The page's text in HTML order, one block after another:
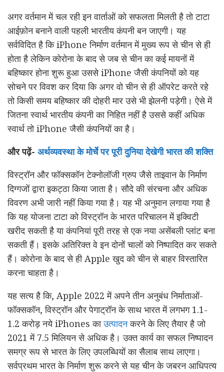
अगर वर्तमान में चल रही इन वार्ताओं को सफलता मिलती है तो टाटा
आईफ़ोन बनाने वाली पहली भारतीय कंपनी बन जाएगी। यह
सर्वविदित है कि iPhone निर्माण वर्तमान में मुख्य रूप से चीन से ही
होता है लेकिन कोरोना के बाद से जब से चीन का कई मायनों में
बहिष्कार होना शुरू हुआ उससे iPhone जैसी कंपनियों को यह
सोचने पर विवश कर दिया कि अगर वो चीन से ही ऑपरेट करते रहे
तो किसी समय बहिष्कार की दोहरी मार उसे भी झेलनी पड़ेगी। ऐसे में
जितना स्वार्थ भारतीय कंपनी का निहित नहीं है उससे कहीं अधिक
स्वार्थ तो iPhone जैसी कंपनियों का है।
और पढ़ें- अर्थव्यवस्था के मोर्चे पर पूरी दुनिया देखेगी भारत की शक्ति
विस्ट्रॉन और फॉक्सकॉन टेक्नोलॉजी ग्रुप जैसे ताइवान के निर्माण
दिग्गजों द्वारा इकट्ठा किया जाता है। सौदे की संरचना और अधिक
विवरण अभी जारी नहीं किया गया है। यह भी अनुमान लगाया गया है
कि यह योजना टाटा को विस्ट्रॉन के भारत परिचालन में इक्विटी
खरीद सकती है या कंपनियां पूरी तरह से एक नया असेंबली प्लांट बना
सकती हैं। इसके अतिरिक्त वे इन दोनों चालों को निष्पादित कर सकते
हैं। कोरोना के बाद से ही Apple खुद को चीन से बाहर विस्तारित
करना चाहता है।
यह सत्य है कि, Apple 2022 में अपने तीन अनुबंध निर्माताओं-
फॉक्सकॉन, विस्ट्रॉन और पेगाट्रॉन के साथ भारत में लगभग 1.1-
1.2 करोड़ नये iPhones काउत्पादनकरने के लिए तैयार है जो
2021 में 7.5 मिलियन से अधिक है। उक्त कार्य का सफल निष्पादन
समग्र रूप से भारत के लिए उपलब्धियों का सैलाब साथ लाएगा।
सर्वप्रथम भारत के निर्माण शुरू करने से यह चीन के जबरन आधिपत्य